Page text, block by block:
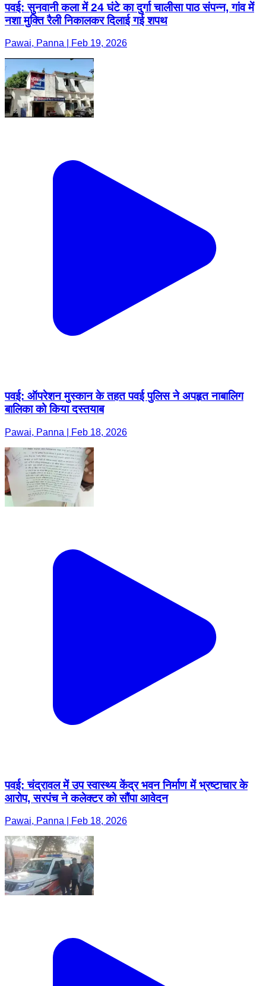
पवई: सुनवानी कला में 24 घंटे का दुर्गा चालीसा पाठ संपन्न, गांव में
नशा मुक्ति रैली निकालकर दिलाई गई शपथ
Pawai, Panna | Feb 19, 2026
पवई: ऑपरेशन मुस्कान के तहत पवई पुलिस ने अपहृत नाबालिग
बालिका को किया दस्तयाब
Pawai, Panna | Feb 18, 2026
पवई: चंद्रावल में उप स्वास्थ्य केंद्र भवन निर्माण में भ्रष्टाचार के
आरोप, सरपंच ने कलेक्टर को सौंपा आवेदन
Pawai, Panna | Feb 18, 2026